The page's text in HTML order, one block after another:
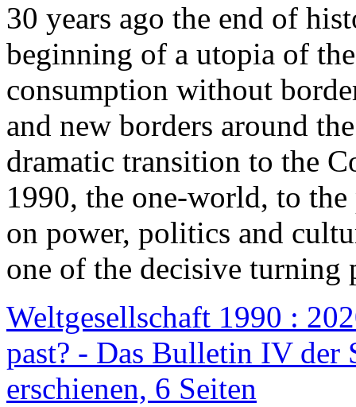
30 years ago the end of
beginning of a utopia of
consumption without
and new borders around
dramatic transition to the
1990, the one-world, to the
on power, politics and
one of the decisive turning
Weltgesellschaft 1990 :
past? - Das Bulletin IV der
erschienen, 6 Seiten